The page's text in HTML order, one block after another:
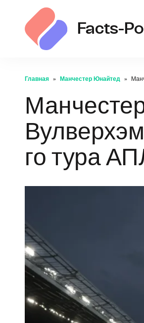
Facts-
Главная Манчестер Юнайтед
го тура